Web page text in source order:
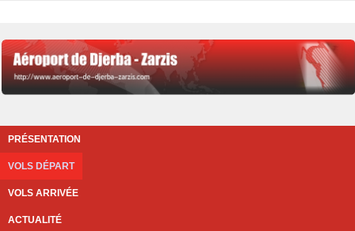
PRÉSENTATION
VOLS DÉPART
VOLS ARRIVÉE
ACTUALITÉ